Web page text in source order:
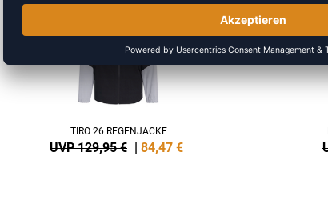
TIRO 26 REGENJACKE
UVP 129,95 € | 84,47 €